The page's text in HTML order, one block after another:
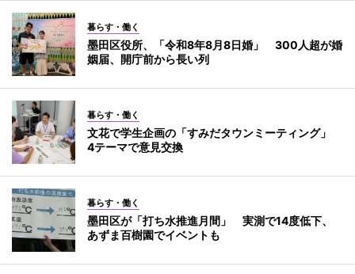
暮らす・働く
墨田区役所、「令和8年8月8日婚」 300人超が婚
姻届、開庁前から長い列
暮らす・働く
文花で学生企画の「すみだタウンミーティング」
4テーマで意見交換
暮らす・働く
墨田区が「打ち水推進月間」 実測で14度低下、
あずま百樹園でイベントも